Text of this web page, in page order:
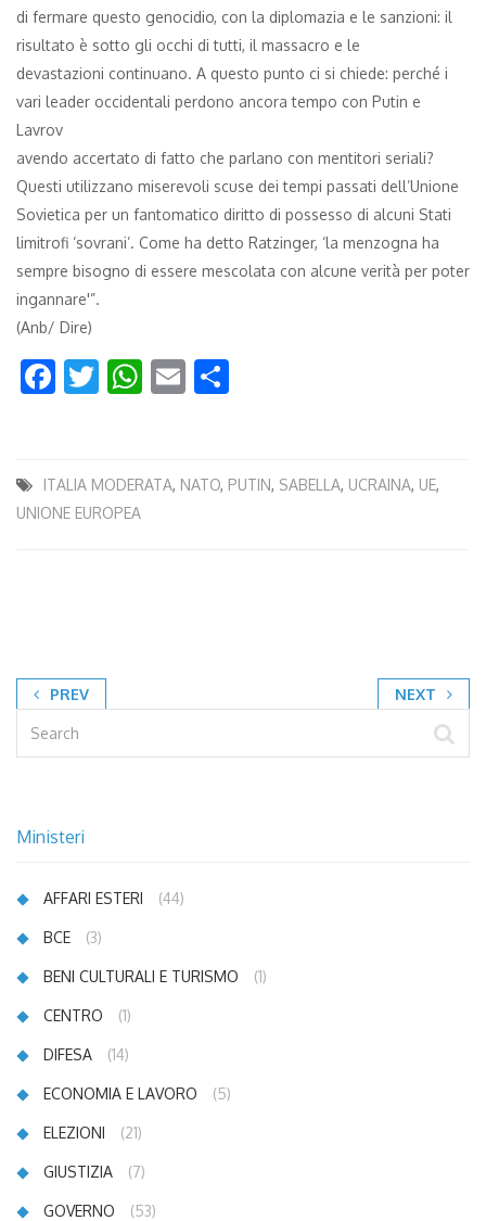
di fermare questo genocidio, con la diplomazia e le sanzioni: il
risultato è sotto gli occhi di tutti, il massacro e le
devastazioni continuano. A questo punto ci si chiede: perché i
vari leader occidentali perdono ancora tempo con Putin e
Lavrov
avendo accertato di fatto che parlano con mentitori seriali?
Questi utilizzano miserevoli scuse dei tempi passati dell’Unione
Sovietica per un fantomatico diritto di possesso di alcuni Stati
limitrofi ‘sovrani’. Come ha detto Ratzinger, ‘la menzogna ha
sempre bisogno di essere mescolata con alcune verità per poter
ingannare'”.
(Anb/ Dire)
Facebook
Twitter
WhatsApp
Email
ITALIA MODERATA, NATO, PUTIN, SABELLA, UCRAINA, UE,
UNIONE EUROPEA
PREV NEXT
Ministeri
AFFARI ESTERI (44)
BCE (3)
BENI CULTURALI E TURISMO (1)
CENTRO (1)
DIFESA (14)
ECONOMIA E LAVORO (5)
ELEZIONI (21)
GIUSTIZIA (7)
GOVERNO (53)